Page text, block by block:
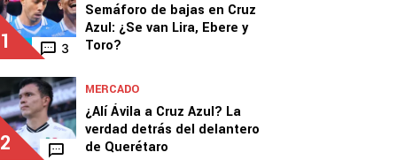
1 3
Semáforo de bajas en Cruz
Azul: ¿Se van Lira, Ebere y
Toro?
2
MERCADO
¿Alí Ávila a Cruz Azul? La
verdad detrás del delantero
de Querétaro